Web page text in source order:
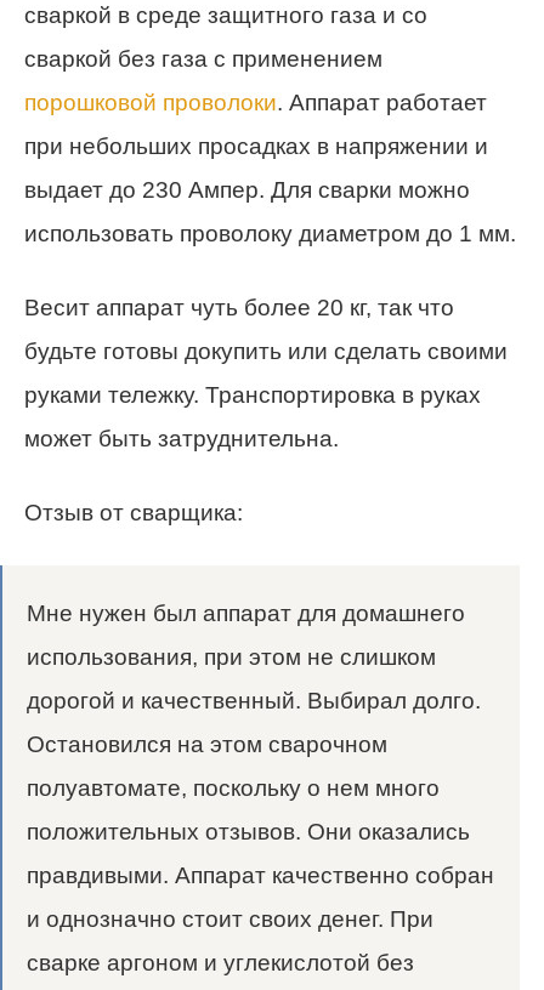
сваркой в среде защитного газа и со
сваркой без газа с применением
порошковой проволоки. Аппарат работает
при небольших просадках в напряжении и
выдает до 230 Ампер. Для сварки можно
использовать проволоку диаметром до 1 мм.
Весит аппарат чуть более 20 кг, так что
будьте готовы докупить или сделать своими
руками тележку. Транспортировка в руках
может быть затруднительна.
Отзыв от сварщика:
Мне нужен был аппарат для домашнего
использования, при этом не слишком
дорогой и качественный. Выбирал долго.
Остановился на этом сварочном
полуавтомате, поскольку о нем много
положительных отзывов. Они оказались
правдивыми. Аппарат качественно собран
и однозначно стоит своих денег. При
сварке аргоном и углекислотой без